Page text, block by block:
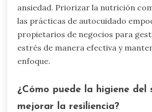
ansiedad. Priorizar la nutrición
las prácticas de autocuidado
propietarios de negocios para
estrés de manera efectiva y
enfoque.
¿Cómo puede la higiene del
mejorar la resiliencia?